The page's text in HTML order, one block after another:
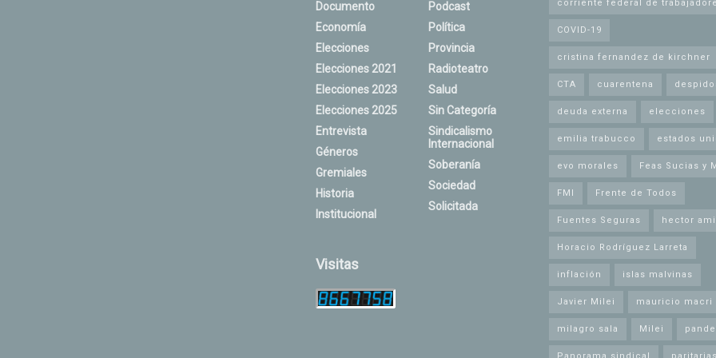
Documento
Economía
Elecciones
Elecciones 2021
Elecciones 2023
Elecciones 2025
Entrevista
Géneros
Gremiales
Historia
Institucional
Podcast
Política
Provincia
Radioteatro
Salud
Sin Categoría
Sindicalismo
Internacional
Soberanía
Sociedad
Solicitada
Visitas
corriente federal de
COVID-19
cristina fernandez de kirchner
CTA cuarentena
deuda externa elecciones
emilia trabucco estados
evo morales Feas Sucias y
FMI Frente de Todos
Fuentes Seguras hector
Horacio Rodríguez Larreta
inflación islas malvinas
Javier Milei mauricio macri
milagro sala Milei
Panorama sindical paritarias